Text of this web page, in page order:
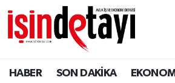
HABER SON DAKİKA
DÜNYA
Eğitim
Nöbetçi Eczaneler
Hava Durumu